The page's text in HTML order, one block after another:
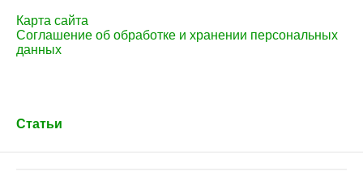
Статьи
Карта сайта
Соглашение об обработке и хранении персональных
данных